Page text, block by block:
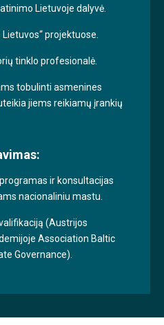
Lietuvoje dalyvė.
projektuose.
tinklo profesionalė.
tobulinti asmenines
jiems reikiamų įrankių
ir konsultacijas
nacionaliniu mastu.
(Austrijos
Association Baltic
Governance).